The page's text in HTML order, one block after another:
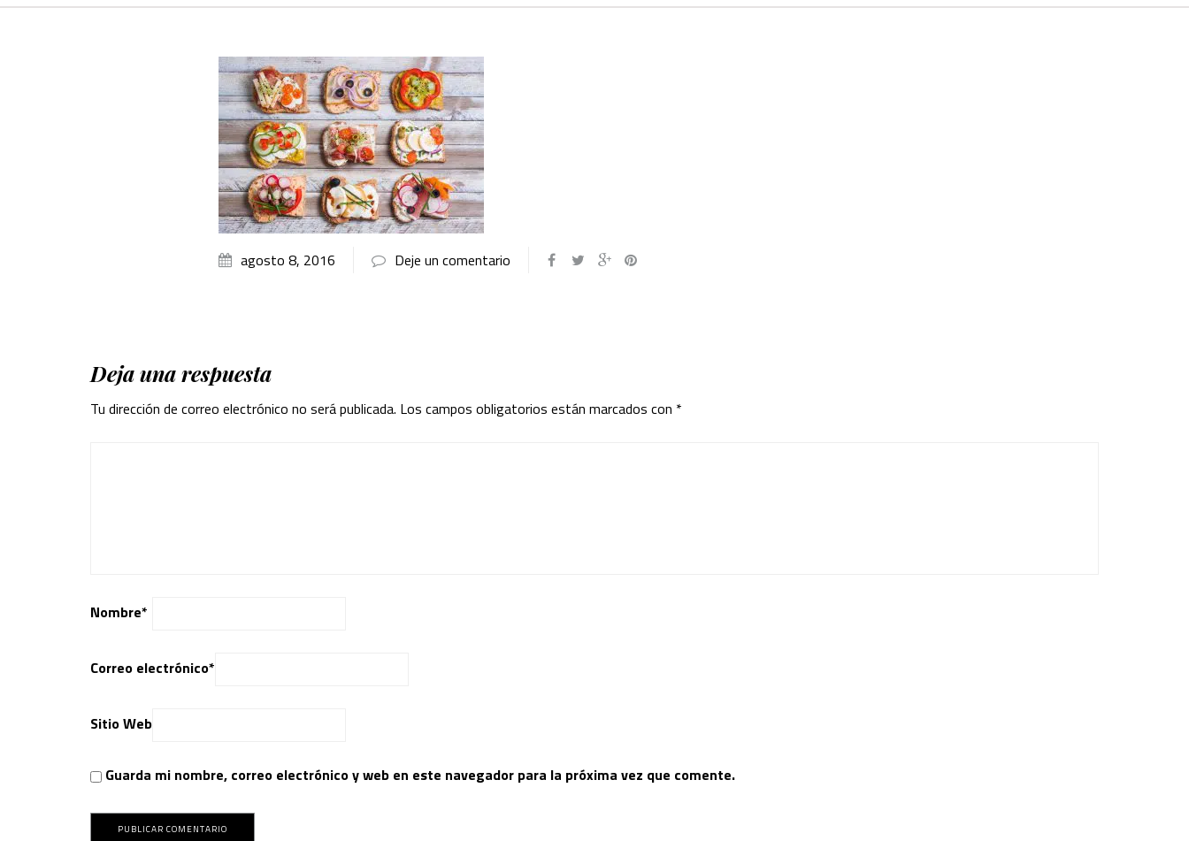
agosto 8, 2016 Deje un comentario
Deja una respuesta
Tu dirección de correo electrónico no será publicada. Los campos obligatorios están marcados con *
Nombre*
Correo electrónico*
Sitio Web
Guarda mi nombre, correo electrónico y web en este navegador para la próxima vez que comente.